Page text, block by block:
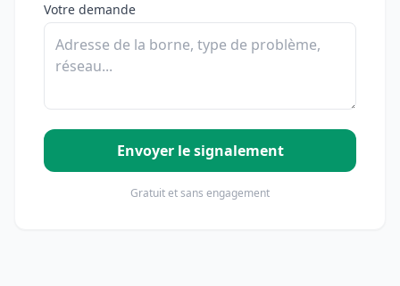
Votre demande
Envoyer le signalement
Gratuit et sans engagement